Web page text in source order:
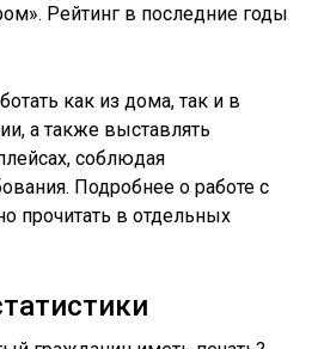
Рейтинг в последние годы
как из дома, так и в
а также выставлять
соблюдая
Подробнее о работе с
прочитать в отдельных